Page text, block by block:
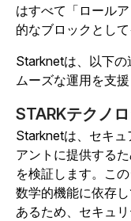
はすべて「ロール
的なブロックとし
Starknetは、以下
ムーズな運用を支援
STARKテクノ
Starknetは、セキ
アントに提供するた
を検証します。こ
数学的機能に依存
あるため、セキュ